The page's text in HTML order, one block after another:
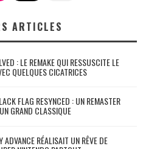
ARTICLES
: LE REMAKE QUI RESSUSCITE LE
QUELQUES CICATRICES
FLAG RESYNCED : UN REMASTER
GRAND CLASSIQUE
RÉALISAIT UN RÊVE DE